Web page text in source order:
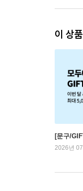
이 상
[문구/
2026년